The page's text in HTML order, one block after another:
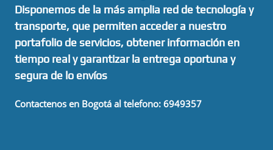
Disponemos de la más amplia red de tecnología y
transporte, que permiten acceder a nuestro
portafolio de servicios, obtener información en
tiempo real y garantizar la entrega oportuna y
segura de lo envíos
Contactenos en Bogotá al telefono: 6949357